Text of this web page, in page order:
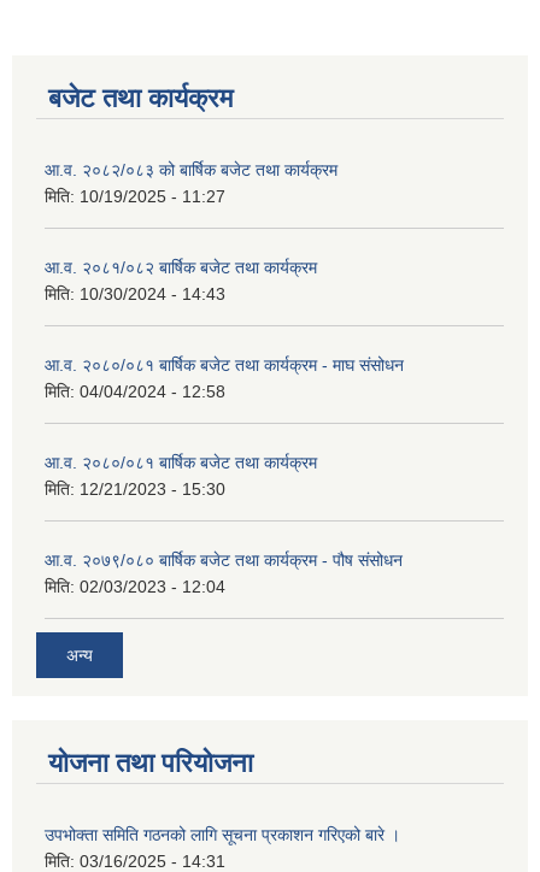
बजेट तथा कार्यक्रम
आ.व. २०८२/०८३ को बार्षिक बजेट तथा कार्यक्रम
मिति: 10/19/2025 - 11:27
आ.व. २०८१/०८२ बार्षिक बजेट तथा कार्यक्रम
मिति: 10/30/2024 - 14:43
आ.व. २०८०/०८१ बार्षिक बजेट तथा कार्यक्रम - माघ संसोधन
मिति: 04/04/2024 - 12:58
आ.व. २०८०/०८१ बार्षिक बजेट तथा कार्यक्रम
मिति: 12/21/2023 - 15:30
आ.व. २०७९/०८० बार्षिक बजेट तथा कार्यक्रम - पौष संसोधन
मिति: 02/03/2023 - 12:04
अन्य
योजना तथा परियोजना
उपभोक्ता समिति गठनको लागि सूचना प्रकाशन गरिएको बारे ।
मिति: 03/16/2025 - 14:31